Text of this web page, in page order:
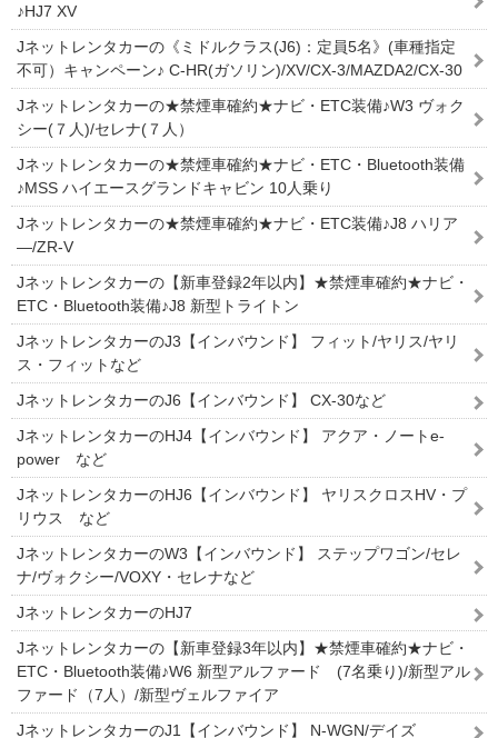
♪HJ7 XV
Jネットレンタカーの《ミドルクラス(J6)：定員5名》(車種指定
不可）キャンペーン♪ C-HR(ガソリン)/XV/CX-3/MAZDA2/CX-30
Jネットレンタカーの★禁煙車確約★ナビ・ETC装備♪W3 ヴォク
シー(７人)/セレナ(７人）
Jネットレンタカーの★禁煙車確約★ナビ・ETC・Bluetooth装備
♪MSS ハイエースグランドキャビン 10人乗り
Jネットレンタカーの★禁煙車確約★ナビ・ETC装備♪J8 ハリア
―/ZR-V
Jネットレンタカーの【新車登録2年以内】★禁煙車確約★ナビ・
ETC・Bluetooth装備♪J8 新型トライトン
JネットレンタカーのJ3【インバウンド】 フィット/ヤリス/ヤリ
ス・フィットなど
JネットレンタカーのJ6【インバウンド】 CX-30など
JネットレンタカーのHJ4【インバウンド】 アクア・ノートe-
power など
JネットレンタカーのHJ6【インバウンド】 ヤリスクロスHV・プ
リウス など
JネットレンタカーのW3【インバウンド】 ステップワゴン/セレ
ナ/ヴォクシー/VOXY・セレナなど
JネットレンタカーのHJ7
Jネットレンタカーの【新車登録3年以内】★禁煙車確約★ナビ・
ETC・Bluetooth装備♪W6 新型アルファード (7名乗り)/新型アル
ファード（7人）/新型ヴェルファイア
JネットレンタカーのJ1【インバウンド】 N-WGN/デイズ